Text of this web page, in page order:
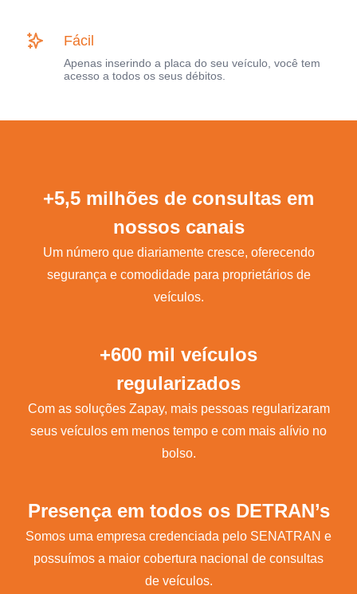
Fácil
Apenas inserindo a placa do seu veículo, você tem
acesso a todos os seus débitos.
+5,5 milhões de consultas em
nossos canais
Um número que diariamente cresce, oferecendo
segurança e comodidade para proprietários de
veículos.
+600 mil veículos
regularizados
Com as soluções Zapay, mais pessoas regularizaram
seus veículos em menos tempo e com mais alívio no
bolso.
Presença em todos os DETRAN’s
Somos uma empresa credenciada pelo SENATRAN e
possuímos a maior cobertura nacional de consultas
de veículos.